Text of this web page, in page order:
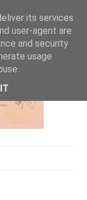
MENU
its services
user-agent are
and security
usage